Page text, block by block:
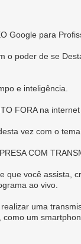
Google para
o poder de se
e inteligência.
FORA na internet
vez com o
COM
que você assista,
ao vivo.
uma
um